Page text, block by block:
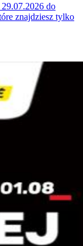
do
znajdziesz tylko